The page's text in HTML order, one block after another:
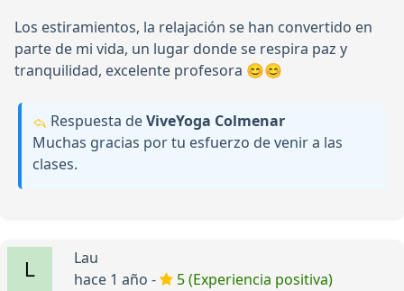
Los estiramientos, la relajación se han convertido en
parte de mi vida, un lugar donde se respira paz y
tranquilidad, excelente profesora 😊😊
Respuesta deViveYoga Colmenar
Muchas gracias por tu esfuerzo de venir a las
clases.
Lau
hace 1 año -
5 (Experiencia positiva)